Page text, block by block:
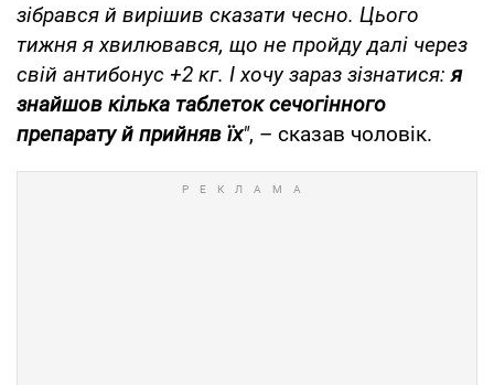
зібрався й вирішив сказати чесно. Цього
тижня я хвилювався, що не пройду далі через
свій антибонус +2 кг. І хочу зараз зізнатися:я
знайшов кілька таблеток сечогінного
препарату й прийняв їх", – сказав чоловік.